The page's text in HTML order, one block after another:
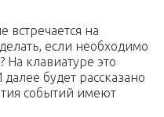
встречается на
если необходимо
На клавиатуре это
будет рассказано
событий имеют